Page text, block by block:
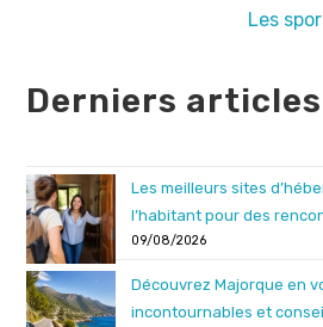
Les
Derniers articles
Les meilleurs sites
l’habitant pour des
09/08/2026
Découvrez Majorque en
incontournables et